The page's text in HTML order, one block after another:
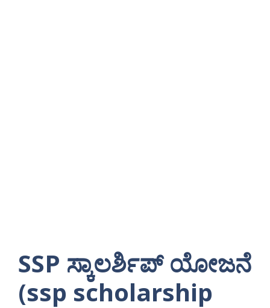
SSP ಸ್ಕಾಲರ್ಶಿಪ್ ಯೋಜನೆ
(ssp scholarship